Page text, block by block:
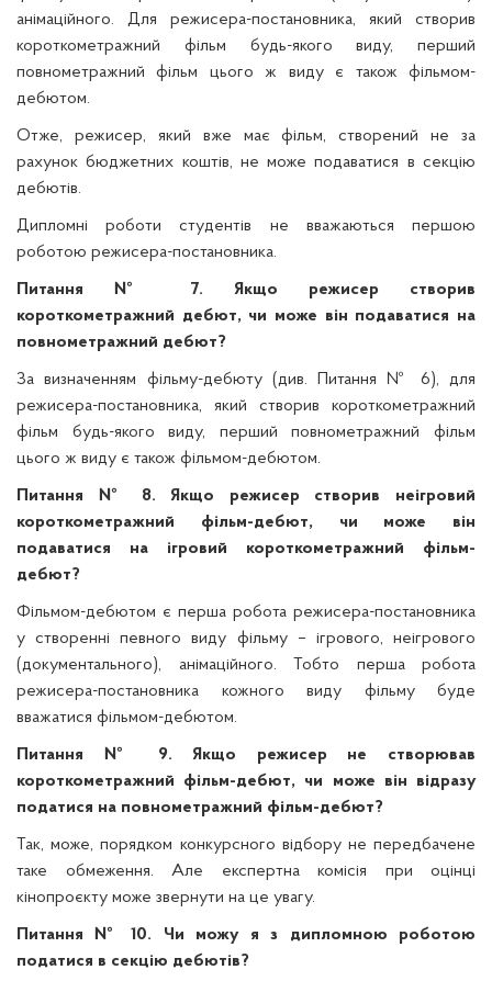
анімаційного. Для режисера-постановника, який створив
короткометражний фільм будь-якого виду, перший
повнометражний фільм цього ж виду є також фільмом-
дебютом.
Отже, режисер, який вже має фільм, створений не за
рахунок бюджетних коштів, не може подаватися в секцію
дебютів.
Дипломні роботи студентів не вважаються першою
роботою режисера-постановника.
Питання № 7. Якщо режисер створив
короткометражний дебют, чи може він подаватися на
повнометражний дебют?
За визначенням фільму-дебюту (див. Питання № 6), для
режисера-постановника, який створив короткометражний
фільм будь-якого виду, перший повнометражний фільм
цього ж виду є також фільмом-дебютом.
Питання № 8. Якщо режисер створив неігровий
короткометражний фільм-дебют, чи може він
подаватися на ігровий короткометражний фільм-
дебют?
Фільмом-дебютом є перша робота режисера-постановника
у створенні певного виду фільму – ігрового, неігрового
(документального), анімаційного. Тобто перша робота
режисера-постановника кожного виду фільму буде
вважатися фільмом-дебютом.
Питання № 9. Якщо режисер не створював
короткометражний фільм-дебют, чи може він відразу
податися на повнометражний фільм-дебют?
Так, може, порядком конкурсного відбору не передбачене
таке обмеження. Але експертна комісія при оцінці
кінопроєкту може звернути на це увагу.
Питання № 10. Чи можу я з дипломною роботою
податися в секцію дебютів?